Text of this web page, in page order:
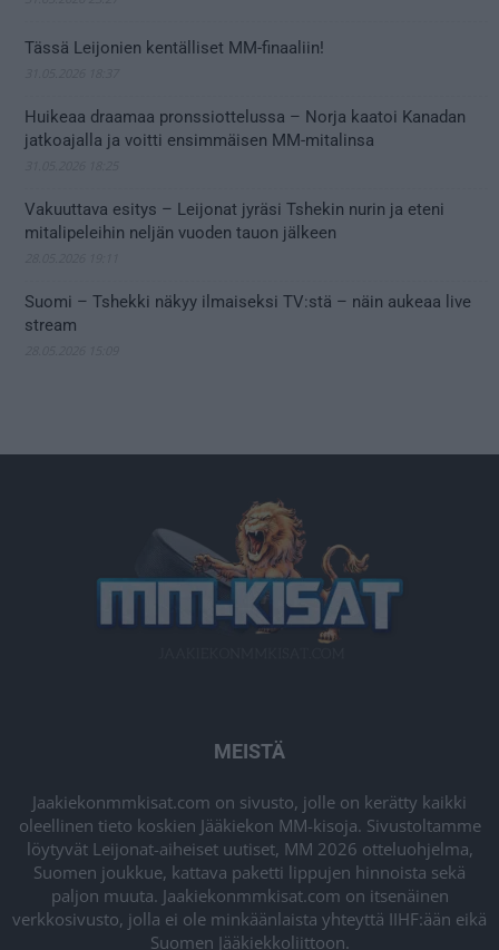
Tässä Leijonien kentälliset MM-finaaliin!
Huikeaa draamaa pronssiottelussa – Norja kaatoi Kanadan
jatkoajalla ja voitti ensimmäisen MM-mitalinsa
Vakuuttava esitys – Leijonat jyräsi Tshekin nurin ja eteni
mitalipeleihin neljän vuoden tauon jälkeen
Suomi – Tshekki näkyy ilmaiseksi TV:stä – näin aukeaa live
stream
MEISTÄ
Jaakiekonmmkisat.com on sivusto, jolle on kerätty kaikki
oleellinen tieto koskien Jääkiekon MM-kisoja. Sivustoltamme
löytyvät Leijonat-aiheiset uutiset, MM 2026 otteluohjelma,
Suomen joukkue, kattava paketti lippujen hinnoista sekä
paljon muuta. Jaakiekonmmkisat.com on itsenäinen
verkkosivusto, jolla ei ole minkäänlaista yhteyttä IIHF:ään eikä
Suomen Jääkiekkoliittoon.